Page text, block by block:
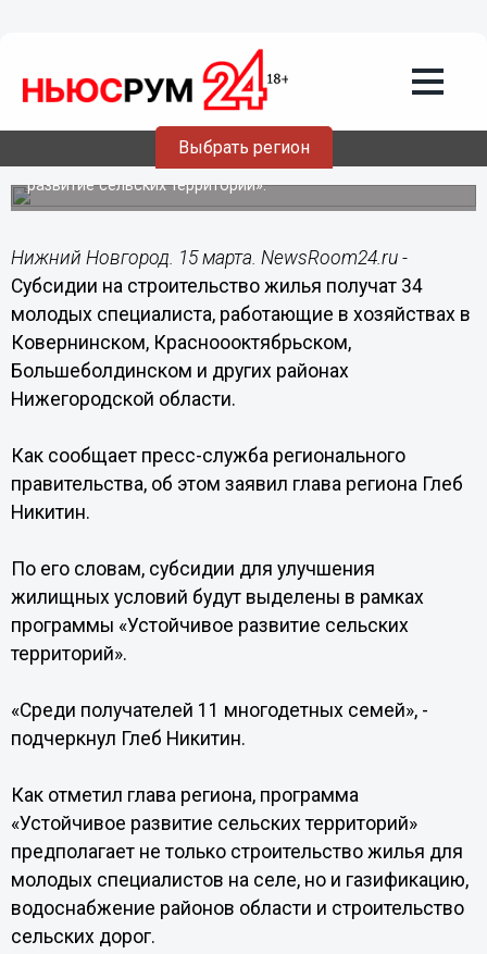
Выбрать регион
Субсидии на строительство жилья
получат 34 молодых специалиста в
сельском хозяйстве в Нижегородской
области
Субсидии выделят в рамках программы «Устойчивое
развитие сельских территорий».
Нижний Новгород. 15 марта. NewsRoom24.ru -
Субсидии на строительство жилья получат 34
молодых специалиста, работающие в хозяйствах в
Ковернинском, Красноооктябрьском,
Большеболдинском и других районах
Нижегородской области.
Как сообщает пресс-служба регионального
правительства, об этом заявил глава региона Глеб
Никитин.
По его словам, субсидии для улучшения
жилищных условий будут выделены в рамках
программы «Устойчивое развитие сельских
территорий».
«Среди получателей 11 многодетных семей», -
подчеркнул Глеб Никитин.
Как отметил глава региона, программа
«Устойчивое развитие сельских территорий»
предполагает не только строительство жилья для
молодых специалистов на селе, но и газификацию,
водоснабжение районов области и строительство
сельских дорог.